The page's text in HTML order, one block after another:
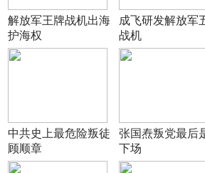
解放军王牌战机出海
护海权
成飞研发解放军
战机
中共史上最危险叛徒
顾顺章
张国焘叛党最后
下场